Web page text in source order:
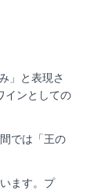
」と表現さ
インとしての
では「王の
ます。プ